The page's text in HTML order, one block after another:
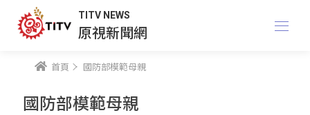
TITV NEWS
原視新聞網
首頁 國防部模範母親
國防部模範母親